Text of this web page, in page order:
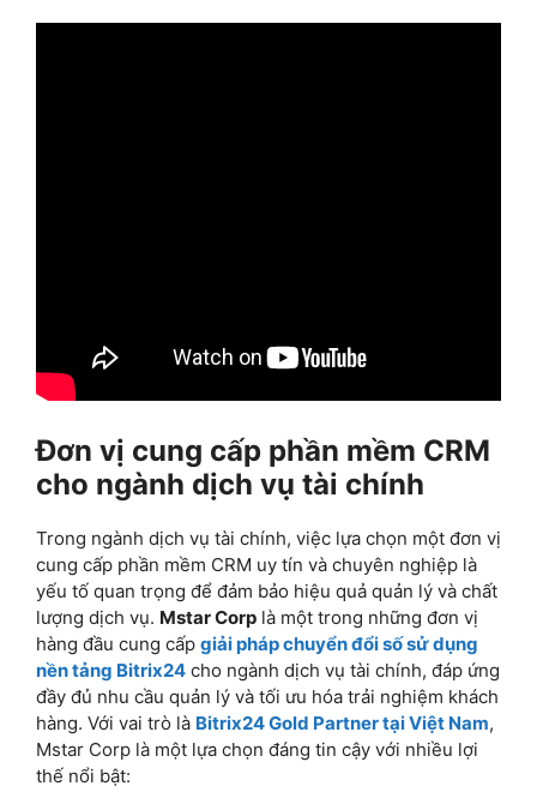
hàng đầu cung cấpgiải pháp chuyển đổi số sử dụng
nền tảng Bitrix24
hàng.
Với vai trò là Bitrix24 Gold Partner tại Việt Nam
Mstar Corp là một lựa chọn đáng tin cậy với nhiều lợi
thế nổi bật:
16 năm trong lĩnh vực công nghệ thông tin;
Sở hữu đội ngũ chuyên viên chuyển đổi số giàu
kinh nghiệm;
Triển khai thành công giải pháp chuyển đổi số
cho doanh nghiệp trong đa dạng lĩnh vực, từ
thương mại dịch vụ đến bất động sản;
Quy trình tư vấn, phân tích thách thức và đưa ra
giải pháp chuyển đổi số phù hợp với nhu cầu
của doanh nghiệp.